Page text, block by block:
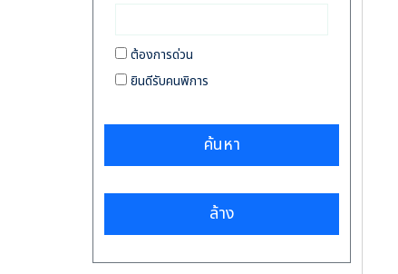
ต้องการด่วน
ยินดีรับคนพิการ
ค้นหา
ล้าง